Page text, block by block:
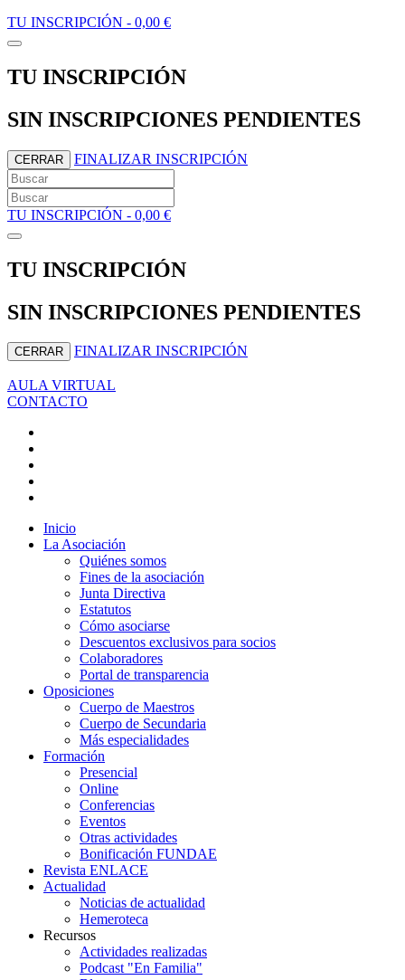
TU INSCRIPCIÓN - 0,00 €
TU INSCRIPCIÓN
SIN INSCRIPCIONES PENDIENTES
CERRAR FINALIZAR INSCRIPCIÓN
TU INSCRIPCIÓN - 0,00 €
TU INSCRIPCIÓN
SIN INSCRIPCIONES PENDIENTES
CERRAR FINALIZAR INSCRIPCIÓN
AULA VIRTUAL
CONTACTO
Inicio
La Asociación
Quiénes somos
Fines de la asociación
Junta Directiva
Estatutos
Cómo asociarse
Descuentos exclusivos para socios
Colaboradores
Portal de transparencia
Oposiciones
Cuerpo de Maestros
Cuerpo de Secundaria
Más especialidades
Formación
Presencial
Online
Conferencias
Eventos
Otras actividades
Bonificación FUNDAE
Revista ENLACE
Actualidad
Noticias de actualidad
Hemeroteca
Recursos
Actividades realizadas
Podcast "En Familia"